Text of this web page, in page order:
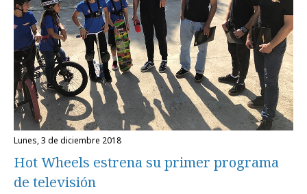
lunes, 3 de diciembre 2018
Hot Wheels estrena su primer programa
de televisión